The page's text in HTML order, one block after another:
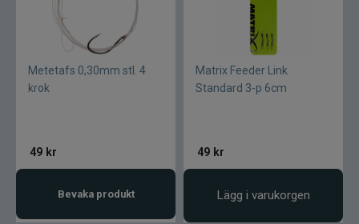
Metetafs 0,30mm stl. 4
krok
49 kr
Bevaka produkt
Matrix Feeder Link
Standard 3-p 6cm
49 kr
Lägg i varukorgen